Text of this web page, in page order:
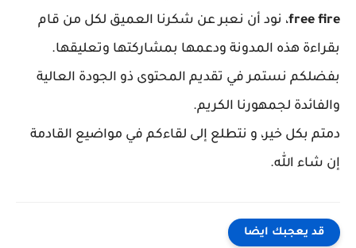
free fire، نود أن نعبر عن شكرنا العميق لكل من قام
بقراءة هذه المدونة ودعمها بمشاركتها وتعليقها.
بفضلكم نستمر في تقديم المحتوى ذو الجودة العالية
والفائدة لجمهورنا الكريم.
دمتم بكل خير، و نتطلع إلى لقاءكم في مواضيع القادمة
إن شاء الله.
قد يعجبك ايضا